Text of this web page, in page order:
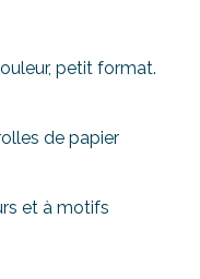
petit format.
de papier
et à motifs